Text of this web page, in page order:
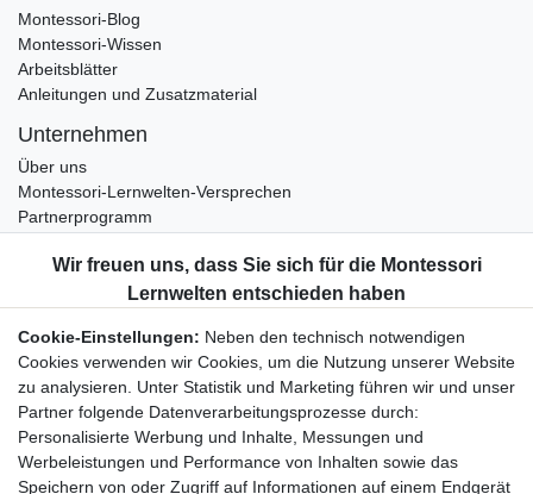
Montessori-Blog
Montessori-Wissen
Arbeitsblätter
Anleitungen und Zusatzmaterial
Unternehmen
Über uns
Montessori-Lernwelten-Versprechen
Partnerprogramm
Bestellung widerrufen
Datenschutzerklärung
AGB
Impressum
Aktuelles rund um Montessori-Materialien und
Montessori-Pädagogik.
Kostenfreie wöchentliche Infos
Cookie-Einstellungen: Neben den technisch notwendigen
Cookies verwenden wir Cookies, um die Nutzung unserer Website
zu analysieren. Unter Statistik und Marketing führen wir und unser
Partner folgende Datenverarbeitungsprozesse durch:
Personalisierte Werbung und Inhalte, Messungen und
Werbeleistungen und Performance von Inhalten sowie das
Speichern von oder Zugriff auf Informationen auf einem Endgerät